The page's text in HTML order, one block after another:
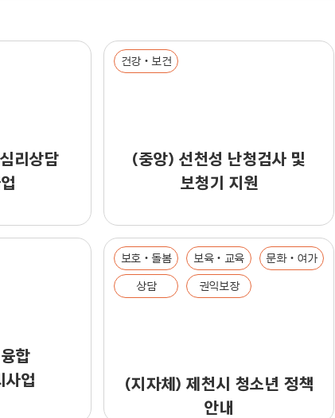
리상담
건강‧보건
(중앙) 선천성 난청검사 및
보청기 지원
합
사업
보호‧돌봄 보육‧교육 문화‧여가
상담 권익보장
(지자체) 제천시 청소년 정책
안내